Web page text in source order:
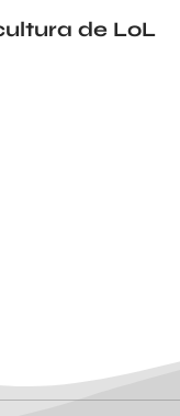
de LoL